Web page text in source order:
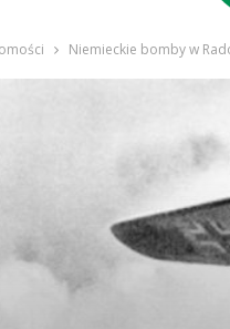
Niemieckie bomby w